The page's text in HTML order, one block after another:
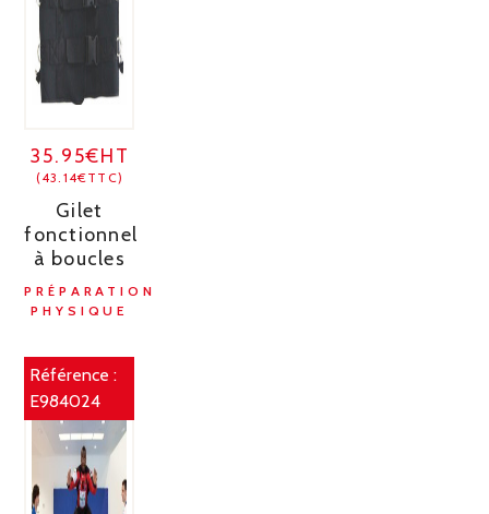
35.95€HT
(43.14€TTC)
Gilet
fonctionnel
à boucles
PRÉPARATION
PHYSIQUE
Référence :
E984024